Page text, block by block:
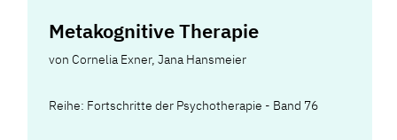
Metakognitive Therapie
vonCornelia Exner,Jana Hansmeier
Reihe: Fortschritte der Psychotherapie - Band 76